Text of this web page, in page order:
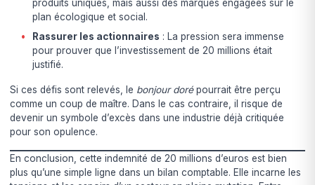
produits uniques, mais aussi des marques engagées sur le
plan écologique et social.
Rassurer les actionnaires : La pression sera immense
pour prouver que l’investissement de 20 millions était
justifié.
Si ces défis sont relevés, le bonjour dorépourrait être perçu
comme un coup de maître. Dans le cas contraire, il risque de
devenir un symbole d’excès dans une industrie déjà critiquée
pour son opulence.
En conclusion, cette indemnité de 20 millions d’euros est bien
plus qu’une simple ligne dans un bilan comptable. Elle incarne les